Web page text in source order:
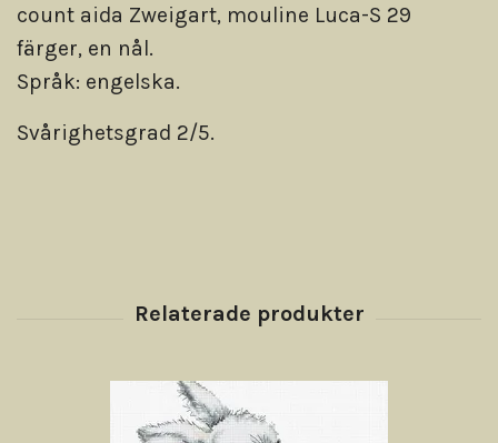
count aida Zweigart, mouline Luca-S 29
färger, en nål.
Språk: engelska.
Svårighetsgrad 2/5.